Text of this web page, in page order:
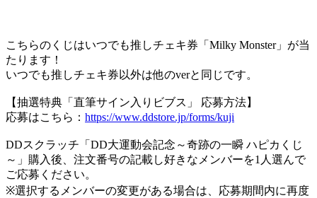
こちらのくじはいつでも推しチェキ券「Milky Monster」が当
たります！
いつでも推しチェキ券以外は他のverと同じです。
【抽選特典「直筆サイン入りビブス」 応募方法】
応募はこちら： https://www.ddstore.jp/forms/kuji
DDスクラッチ「DD大運動会記念～奇跡の一瞬 ハピカくじ
～」購入後、注文番号の記載し好きなメンバーを1人選んで
ご応募ください。
※選択するメンバーの変更がある場合は、応募期間内に再度